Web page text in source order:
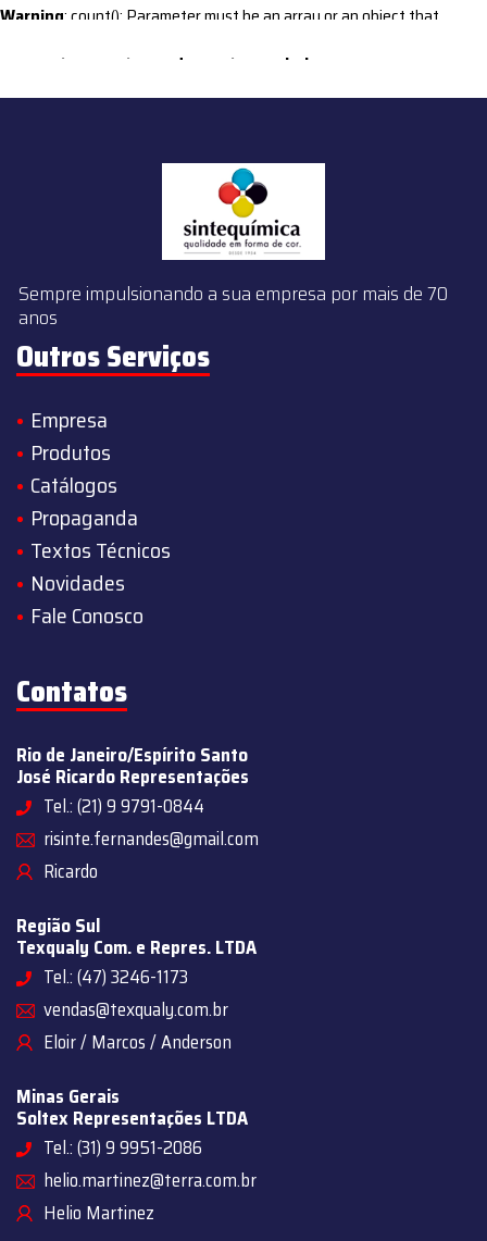
Warning: count(): Parameter must be an array or an object that
content/themes/sintequimica/index.php
Sempre impulsionando a sua empresa por mais de 70
anos
Outros Serviços
Empresa
Produtos
Catálogos
Propaganda
Textos Técnicos
Novidades
Fale Conosco
Contatos
Rio de Janeiro/Espírito Santo
José Ricardo Representações
Tel.: (21) 9 9791-0844
risinte.fernandes@gmail.com
Ricardo
Região Sul
Texqualy Com. e Repres. LTDA
Tel.: (47) 3246-1173
vendas@texqualy.com.br
Eloir / Marcos / Anderson
Minas Gerais
Soltex Representações LTDA
Tel.: (31) 9 9951-2086
helio.martinez@terra.com.br
Helio Martinez